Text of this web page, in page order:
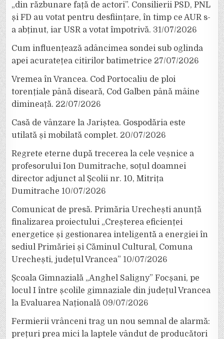
„din răzbunare față de actori”. Consilierii PSD, PNL
și FD au votat pentru desființare, în timp ce AUR s-
a abținut, iar USR a votat împotrivă. 31/07/2026
Cum influențează adâncimea sondei sub oglinda
apei acuratețea citirilor batimetrice 27/07/2026
Vremea în Vrancea. Cod Portocaliu de ploi
torențiale până diseară, Cod Galben până mâine
dimineață. 22/07/2026
Casă de vânzare la Jariștea. Gospodăria este
utilată și mobilată complet. 20/07/2026
Regrete eterne după trecerea la cele veșnice a
profesorului Ion Dumitrache, soțul doamnei
director adjunct al Școlii nr. 10, Mitrița
Dumitrache 10/07/2026
Comunicat de presă. Primăria Urechești anunță
finalizarea proiectului „Creșterea eficienței
energetice și gestionarea inteligentă a energiei în
sediul Primăriei și Căminul Cultural, Comuna
Urechești, județul Vrancea” 10/07/2026
Școala Gimnazială „Anghel Saligny” Focșani, pe
locul I între școlile gimnaziale din județul Vrancea
la Evaluarea Națională 09/07/2026
Fermierii vrânceni trag un nou semnal de alarmă:
prețuri prea mici la laptele vândut de producători